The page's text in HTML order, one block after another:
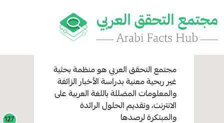
127
1
مجتمع التحقق العربيهو منظمة بحثية
غير ربحية معنية بدراسة الأخبار الزائفة
والمعلومات المضللة باللغة العربية على
الانترنت، وتقديم الحلول الرائدة
والمبتكرة لرصدها